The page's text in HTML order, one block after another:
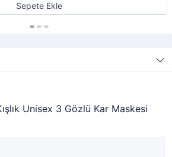
Sepete Ekle
Unisex 3 Gözlü Kar Maskesi